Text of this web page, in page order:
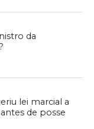
da
lei marcial a
de posse